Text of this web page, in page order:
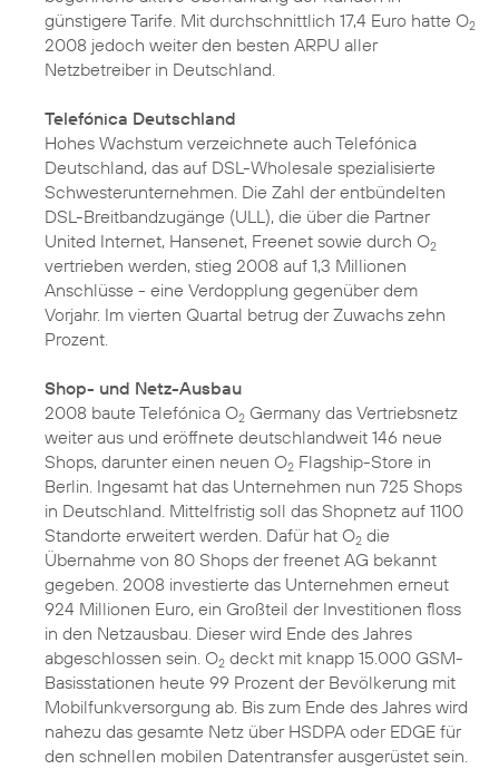
günstigere Tarife. Mit durchschnittlich 17,4 Euro hatte O2
2008 jedoch weiter den besten ARPU aller
Netzbetreiber in Deutschland.
Telefónica Deutschland
Hohes Wachstum verzeichnete auch Telefónica
Deutschland, das auf DSL-Wholesale spezialisierte
Schwesterunternehmen. Die Zahl der entbündelten
DSL-Breitbandzugänge (ULL), die über die Partner
United Internet, Hansenet, Freenet sowie durch O2
vertrieben werden, stieg 2008 auf 1,3 Millionen
Anschlüsse - eine Verdopplung gegenüber dem
Vorjahr. Im vierten Quartal betrug der Zuwachs zehn
Prozent.
Shop- und Netz-Ausbau
2008 baute Telefónica O2 Germany das Vertriebsnetz
weiter aus und eröffnete deutschlandweit 146 neue
Shops, darunter einen neuen O2 Flagship-Store in
Berlin. Ingesamt hat das Unternehmen nun 725 Shops
in Deutschland. Mittelfristig soll das Shopnetz auf 1100
Standorte erweitert werden. Dafür hat O2 die
Übernahme von 80 Shops der freenet AG bekannt
gegeben. 2008 investierte das Unternehmen erneut
924 Millionen Euro, ein Großteil der Investitionen floss
in den Netzausbau. Dieser wird Ende des Jahres
abgeschlossen sein. O2 deckt mit knapp 15.000 GSM-
Basisstationen heute 99 Prozent der Bevölkerung mit
Mobilfunkversorgung ab. Bis zum Ende des Jahres wird
nahezu das gesamte Netz über HSDPA oder EDGE für
den schnellen mobilen Datentransfer ausgerüstet sein.